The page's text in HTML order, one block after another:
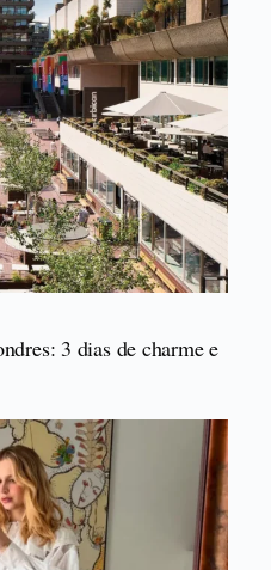
3 dias de charme e